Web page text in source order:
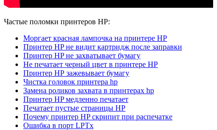
Частые поломки принтеров HP:
Моргает красная лампочка на принтере HP
Принтер HP не видит картридж после заправки
Принтер HP не захватывает бумагу
Не печатает черный цвет в принтере HP
Принтер HP зажевывает бумагу
Чистка головок принтера hp
Замена роликов захвата в принтерах hp
Принтер HP медленно печатает
Печатает пустые страницы HP
Почему принтер HP скрипит при распечатке
Ошибка в порт LPTx